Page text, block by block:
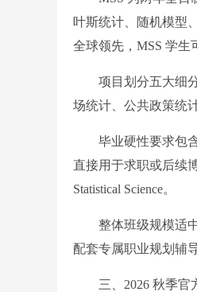
叶斯统计、随机模型
全球领先，MSS 学生
项目划分五大细分
场统计、公共政策统
毕业硬性要求包含
直接用于求职或后续
Statistical Science。
整体班级规模适中
配套专属职业规划辅
三、2026 秋季官